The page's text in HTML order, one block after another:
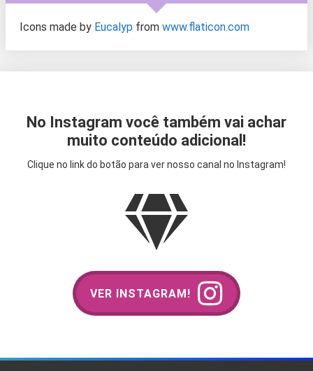
Icons made by Eucalyp from www.flaticon.com
No Instagram você também vai achar
muito conteúdo adicional!
Clique no link do botão para ver nosso canal no Instagram!
VER INSTAGRAM!